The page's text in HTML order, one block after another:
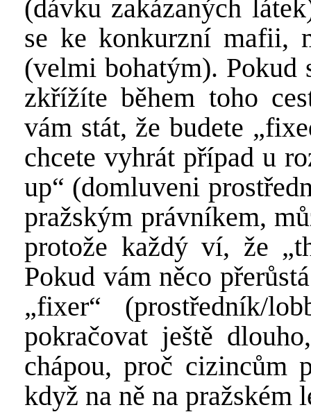
(dávku zakázaných
se ke konkurzní mafii,
(velmi bohatým). Pokud
zkřížíte během toho
vám stát, že budete
chcete vyhrát případ u
up“ (domluveni
pražským právníkem,
protože každý ví, že
Pokud vám něco
„fixer“ (prostředník/
pokračovat ještě
chápou, proč cizincům
když na ně na